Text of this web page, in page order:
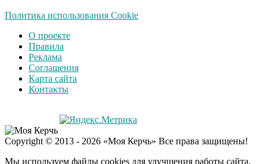
Политика использования Cookie
О проекте
Правила
Реклама
Соглашения
Карта сайта
Контакты
Copyright © 2013 - 2026 «Моя Керчь» Все права защищены!
Мы используем файлы cookies для улучшения работы сайта.